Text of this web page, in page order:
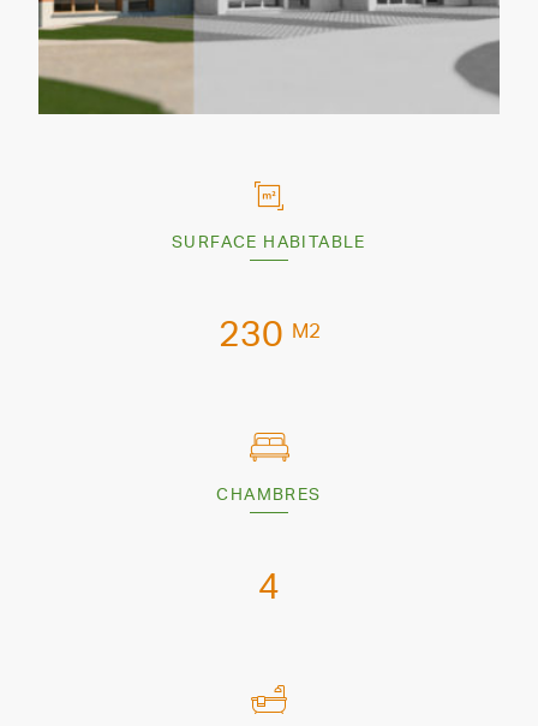
SURFACE HABITABLE
230 M2
CHAMBRES
4